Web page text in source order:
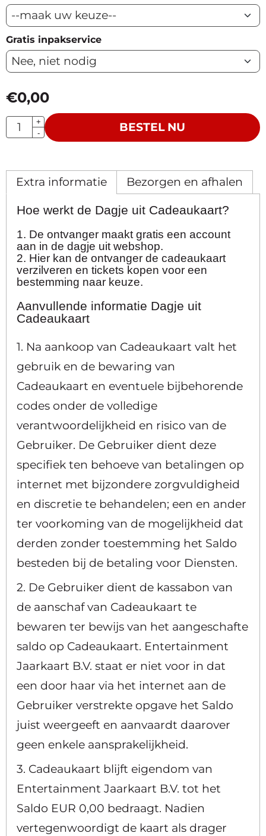
Gratis inpakservice
€0,00
Aantal
+
-
BESTEL NU
Extra informatie Bezorgen en afhalen
Hoe werkt de Dagje uit Cadeaukaart?
1. De ontvanger maakt gratis een account
aan in de dagje uit webshop.
2. Hier kan de ontvanger de cadeaukaart
verzilveren en tickets kopen voor een
bestemming naar keuze.
Aanvullende informatie Dagje uit
Cadeaukaart
1. Na aankoop van Cadeaukaart valt het
gebruik en de bewaring van
Cadeaukaart en eventuele bijbehorende
codes onder de volledige
verantwoordelijkheid en risico van de
Gebruiker. De Gebruiker dient deze
specifiek ten behoeve van betalingen op
internet met bijzondere zorgvuldigheid
en discretie te behandelen; een en ander
ter voorkoming van de mogelijkheid dat
derden zonder toestemming het Saldo
besteden bij de betaling voor Diensten.
2. De Gebruiker dient de kassabon van
de aanschaf van Cadeaukaart te
bewaren ter bewijs van het aangeschafte
saldo op Cadeaukaart. Entertainment
Jaarkaart B.V. staat er niet voor in dat
een door haar via het internet aan de
Gebruiker verstrekte opgave het Saldo
juist weergeeft en aanvaardt daarover
geen enkele aansprakelijkheid.
3. Cadeaukaart blijft eigendom van
Entertainment Jaarkaart B.V. tot het
Saldo EUR 0,00 bedraagt. Nadien
vertegenwoordigt de kaart als drager